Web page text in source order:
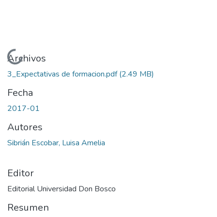
Cargando...
Archivos
3_Expectativas de formacion.pdf(2.49 MB)
Fecha
2017-01
Autores
Sibrián Escobar, Luisa Amelia
Editor
Editorial Universidad Don Bosco
Resumen